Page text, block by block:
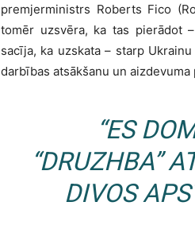
premjerministrs Roberts Fico
tomēr uzsvēra, ka tas pierādot
sacīja, ka uzskata – starp
darbības atsākšanu un
“ES
“DRUZHBA”
DIVOS